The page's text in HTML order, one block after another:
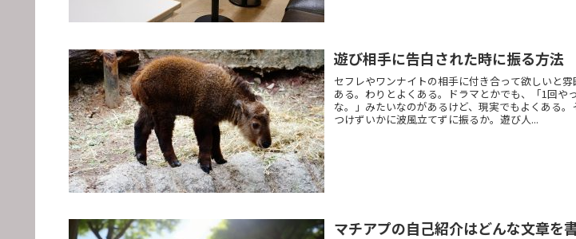
遊び相手に告白された時に振る方法
セフレやワンナイトの相手に付き合って欲しいと
ある。わりとよくある。ドラマとかでも、「1回や
な。」みたいなのがあるけど、現実でもよくある
つけずいかに波風立てずに振るか。遊び人...
マチアプの自己紹介はどんな文章を